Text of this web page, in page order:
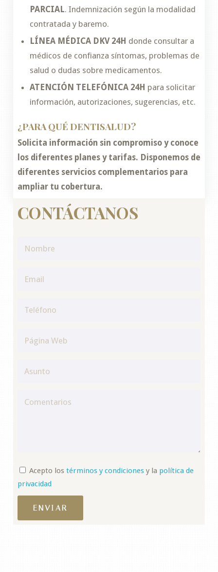
PARCIAL. Indemnización según la modalidad
contratada y baremo.
LÍNEA MÉDICA DKV 24H donde consultar a
médicos de confianza síntomas, problemas de
salud o dudas sobre medicamentos.
ATENCIÓN TELEFÓNICA 24H para solicitar
información, autorizaciones, sugerencias, etc.
¿PARA QUÉ DENTISALUD?
Solicita información sin compromiso y conoce
los diferentes planes y tarifas. Disponemos de
diferentes servicios complementarios para
ampliar tu cobertura.
CONTÁCTANOS
Acepto los términos y condicionesy la política de
privacidad